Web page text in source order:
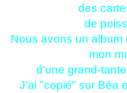
des
de
Nous avons un album
mon
d'une grand-
J'ai "copié" sur Béa